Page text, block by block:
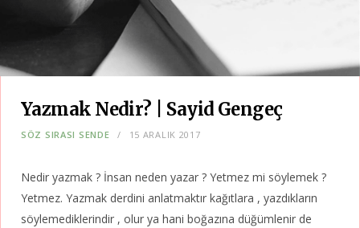
Yazmak Nedir? | Sayid Gengeç
SÖZ SIRASI SENDE 15 ARALIK 2017
Nedir yazmak ? İnsan neden yazar ? Yetmez mi söylemek ?
Yetmez. Yazmak derdini anlatmaktır kağıtlara , yazdıkların
söylemediklerindir , olur ya hani boğazına düğümlenir de